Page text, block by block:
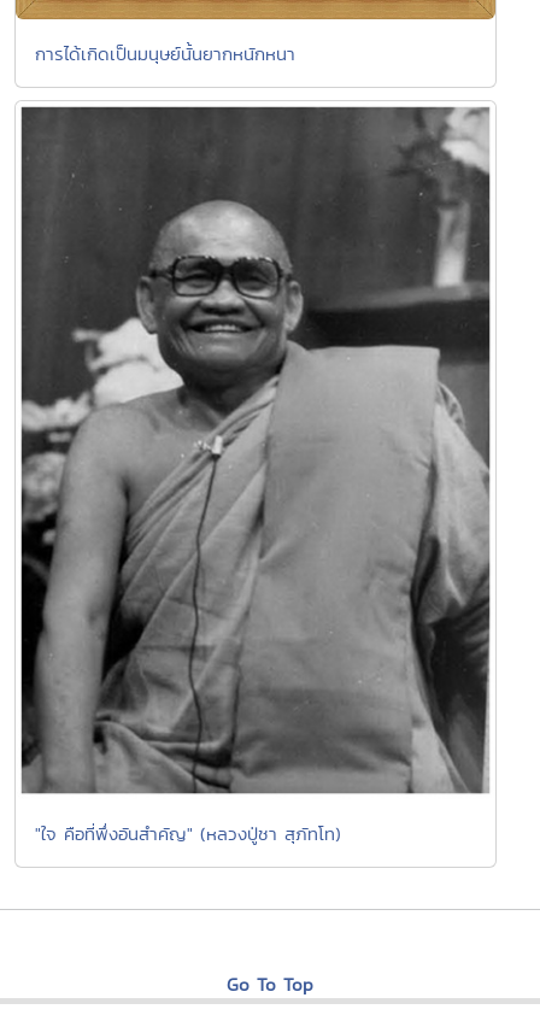
การได้เกิดเป็นมนุษย์นั้นยากหนักหนา
"ใจ คือที่พึ่งอันสำคัญ" (หลวงปู่ชา สุภัทโท)
Go To Top